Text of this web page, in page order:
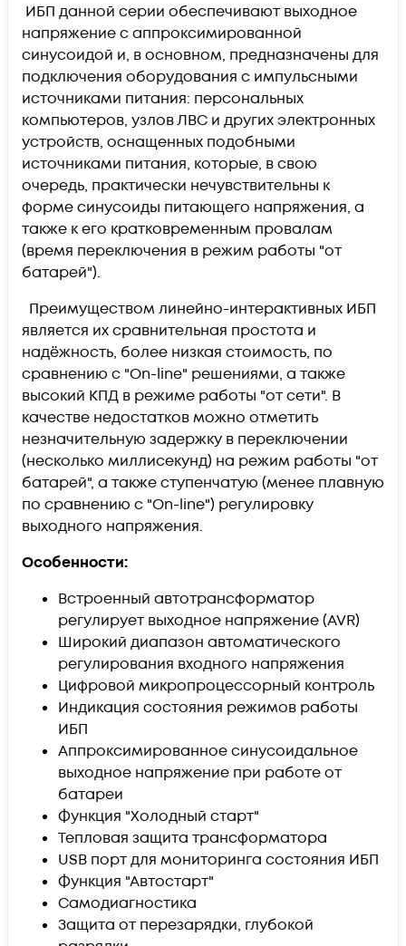
ИБП данной серии обеспечивают выходное
напряжение с аппроксимированной
синусоидой и, в основном, предназначены для
подключения оборудования с импульсными
источниками питания: персональных
компьютеров, узлов ЛВС и других электронных
устройств, оснащенных подобными
источниками питания, которые, в свою
очередь, практически нечувствительны к
форме синусоиды питающего напряжения, а
также к его кратковременным провалам
(время переключения в режим работы "от
батарей").
Преимуществом линейно-интерактивных ИБП
является их сравнительная простота и
надёжность, более низкая стоимость, по
сравнению с "On-line" решениями, а также
высокий КПД в режиме работы "от сети". В
качестве недостатков можно отметить
незначительную задержку в переключении
(несколько миллисекунд) на режим работы "от
батарей", а также ступенчатую (менее плавную
по сравнению с "On-line") регулировку
выходного напряжения.
Особенности:
Встроенный автотрансформатор
регулирует выходное напряжение (AVR)
Широкий диапазон автоматического
регулирования входного напряжения
Цифровой микропроцессорный контроль
Индикация состояния режимов работы
ИБП
Аппроксимированное синусоидальное
выходное напряжение при работе от
батареи
Функция "Холодный старт"
Тепловая защита трансформатора
USB порт для мониторинга состояния ИБП
Функция "Автостарт"
Самодиагностика
Защита от перезарядки, глубокой